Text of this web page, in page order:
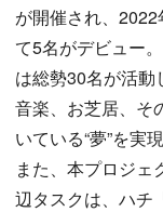
が開催され、
て5名がデビュー
は総勢30名が活動
音楽、お芝居、そ
いている“夢”を実
また、本プロジェ
辺タスクは、ハチ